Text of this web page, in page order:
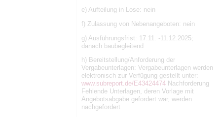
e) Aufteilung in Lose: nein
f) Zulassung von Nebenangeboten: nein
g) Ausführungsfrist: 17.11. -11.12.2025;
danach baubegleitend
h) Bereitstellung/Anforderung der
Vergabeunterlagen: Vergabeunterlagen werden
elektronisch zur Verfügung gestellt unter:
www.subreport.de/E43424474 Nachforderung
Fehlende Unterlagen, deren Vorlage mit
Angebotsabgabe gefordert war, werden
nachgefordert